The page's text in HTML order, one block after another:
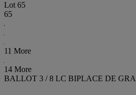
Lot 65
65
11 More
14 More
BALLOT 3 / 8 LC BIPLACE DE